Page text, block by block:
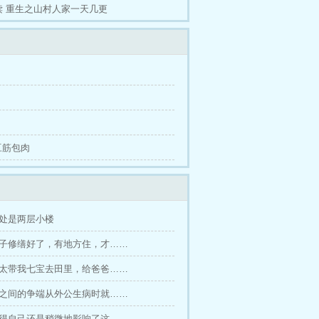
重生之山村人家一天几更
包肉
是两层小楼
修缮好了，有地方住，才……
带我七宝去田里，给爸爸……
间的争端从外公生病时就……